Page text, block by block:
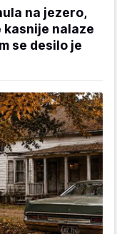
na jezero,
kasnije nalaze
se desilo je